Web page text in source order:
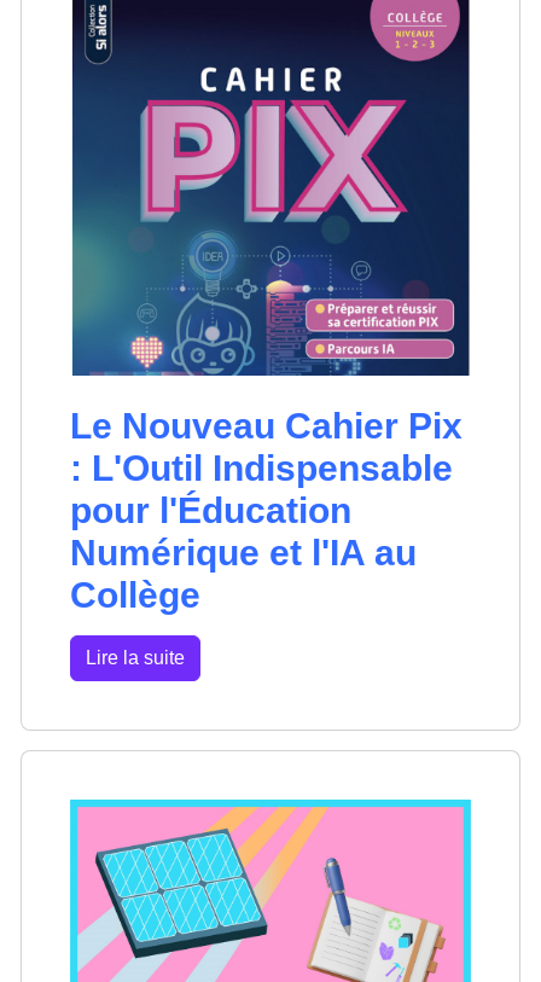
Le Nouveau Cahier Pix
: L'Outil Indispensable
pour l'Éducation
Numérique et l'IA au
Collège
Lire la suite